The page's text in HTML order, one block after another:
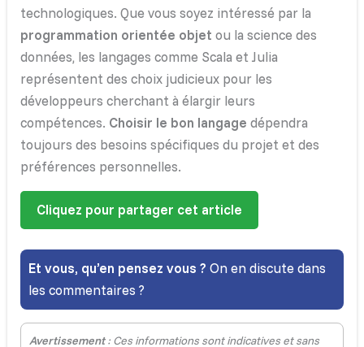
technologiques. Que vous soyez intéressé par la
programmation orientée objet ou la science des
données, les langages comme Scala et Julia
représentent des choix judicieux pour les
développeurs cherchant à élargir leurs
compétences. Choisir le bon langage dépendra
toujours des besoins spécifiques du projet et des
préférences personnelles.
Cliquez pour partager cet article
Et vous, qu’en pensez vous ? On en discute dans
les commentaires ?
Avertissement: Ces informations sont indicatives et sans